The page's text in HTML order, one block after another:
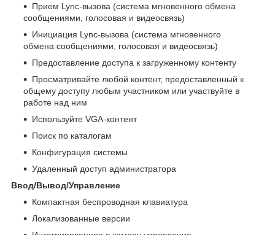
Прием Lync-вызова (система мгновенного обмена
сообщениями, голосовая и видеосвязь)
Инициация Lync-вызова (система мгновенного
обмена сообщениями, голосовая и видеосвязь)
Предоставление доступа к загруженному контенту
Просматривайте любой контент, предоставленный к
общему доступу любым участником или участвуйте в
работе над ним
Используйте VGA-контент
Поиск по каталогам
Конфигурация системы
Удаленный доступ администратора
Ввод/Вывод/Управление
Компактная беспроводная клавиатура
Локализованные версии